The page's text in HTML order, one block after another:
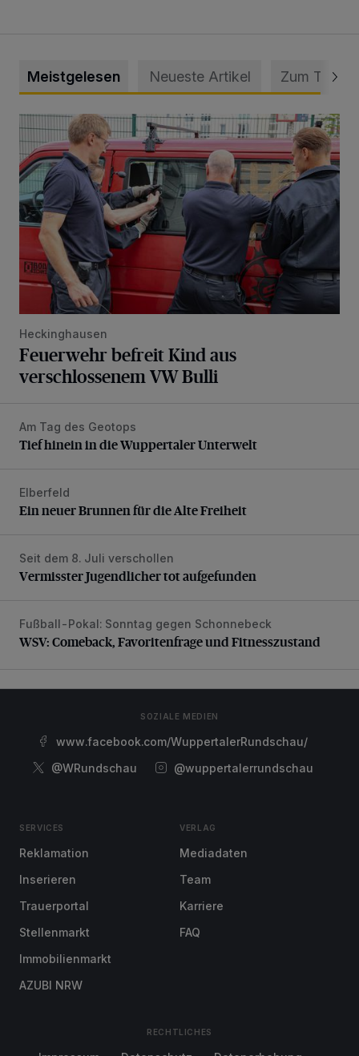
Meistgelesen Neueste Artikel Zum Thema
Feuerwehr befreit Kind aus verschlossenem VW Bulli
Heckinghausen
Feuerwehr befreit Kind aus
verschlossenem VW Bulli
Tief hinein in die Wuppertaler Unterwelt
Am Tag des Geotops
Tief hinein in die Wuppertaler Unterwelt
Ein neuer Brunnen für die Alte Freiheit
Elberfeld
Ein neuer Brunnen für die Alte Freiheit
Vermisster Jugendlicher tot aufgefunden
Seit dem 8. Juli verschollen
Vermisster Jugendlicher tot aufgefunden
WSV: Comeback, Favoritenfrage und Fitnesszustand
Fußball-Pokal: Sonntag gegen Schonnebeck
WSV: Comeback, Favoritenfrage und Fitnesszustand
SOZIALE MEDIEN
www.facebook.com/WuppertalerRundschau/
@WRundschau
@wuppertalerrundschau
SERVICES
Reklamation
Inserieren
Trauerportal
Stellenmarkt
Immobilienmarkt
AZUBI NRW
VERLAG
Mediadaten
Team
Karriere
FAQ
RECHTLICHES